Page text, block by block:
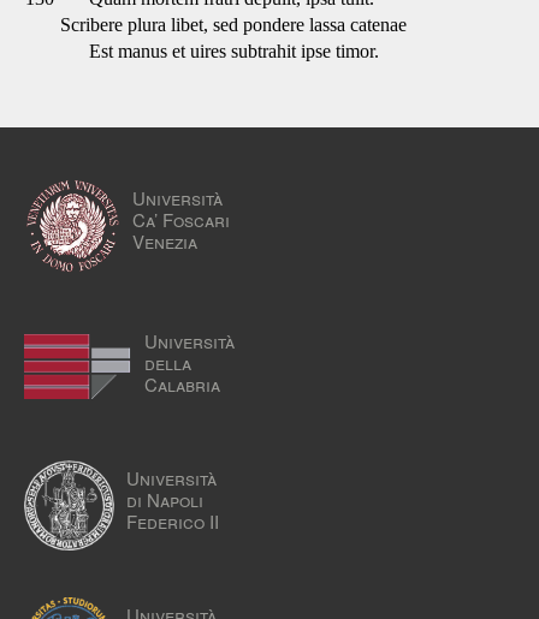
Scribere plura libet, sed pondere lassa catenae
Est manus et uires subtrahit ipse timor.
Università
Ca’ Foscari
Venezia
Università
della
Calabria
Università
di Napoli
Federico II